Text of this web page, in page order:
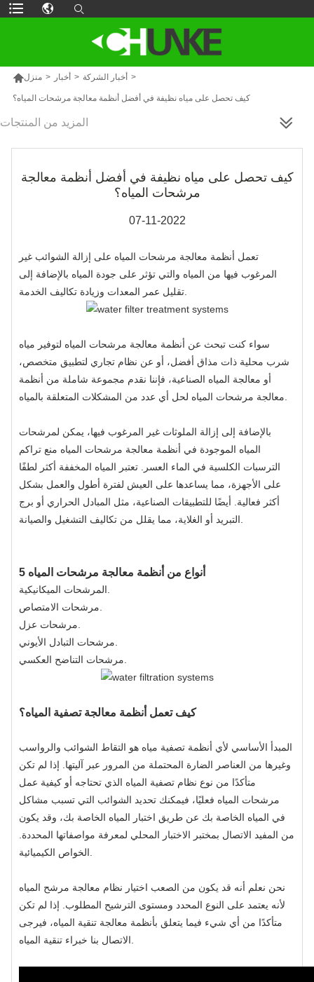
منزل > أخبار > أخبار الشركة >
كيف تحصل على مياه نظيفة في أفضل أنظمة معالجة مرشحات المياه؟
المزيد من المنتجات
كيف تحصل على مياه نظيفة في أفضل أنظمة معالجة
مرشحات المياه؟
07-11-2022
تعمل أنظمة معالجة مرشحات المياه على إزالة الشوائب غير
المرغوب فيها من المياه والتي تؤثر على جودة المياه بالإضافة إلى
سواء كنت تبحث عن أنظمة معالجة مرشحات المياه لتوفير مياه
شرب محلية ذات مذاق أفضل، أو عن نظام تجاري لتطبيق متخصص،
أو معالجة المياه الصناعية، فإننا نقدم مجموعة شاملة من أنظمة
بالإضافة إلى إزالة الملوثات غير المرغوب فيها، يمكن لمرشحات
المياه الموجودة في أنظمة معالجة مرشحات المياه منع تراكم
الترسبات الكلسية في الماء العسر. تعتبر المياه المخففة أكثر لطفًا
على الأجهزة، مما يساعدها على العيش لفترة أطول والعمل بشكل
أكثر فعالية. أيضًا للتطبيقات الصناعية، مثل المبادل الحراري أو برج
5 أنواع من أنظمة معالجة مرشحات المياه
كيف تعمل أنظمة معالجة تصفية المياه؟
المبدأ الأساسي لأي أنظمة تصفية مياه هو التقاط الشوائب والرواسب
وغيرها من العناصر الضارة المحتملة من المرور عبر آليتها. إذا لم تكن
متأكدًا من نوع نظام تصفية المياه الذي تحتاجه أو كيفية عمل
مرشحات المياه فعليًا، فيمكنك تحديد الشوائب التي تسبب مشاكل
في المياه الخاصة بك عن طريق اختبار المياه الخاصة بك، وقد يكون
من المفيد الاتصال بمختبر الاختبار المحلي لمعرفة مواصفاتها المحددة.
نحن نعلم أنه قد يكون من الصعب اختيار نظام معالجة مرشح المياه
لأنه يعتمد على النوع المحدد ومستوى الترشيح المطلوب. إذا لم تكن
متأكدًا من أي شيء فيما يتعلق بأنظمة معالجة تنقية المياه، فيرجى